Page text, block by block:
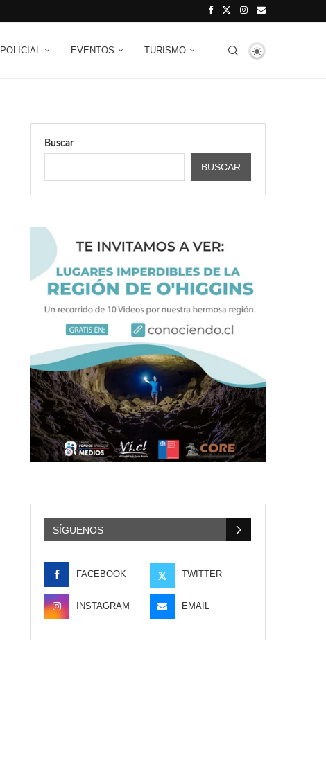
POLICIAL EVENTOS TURISMO
Buscar
BUSCAR
SÍGUENOS
FACEBOOK TWITTER
INSTAGRAM EMAIL